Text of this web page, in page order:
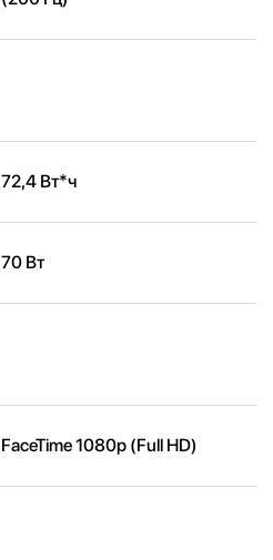
72,4 Вт*ч
70 Вт
FaceTime 1080p (Full HD)